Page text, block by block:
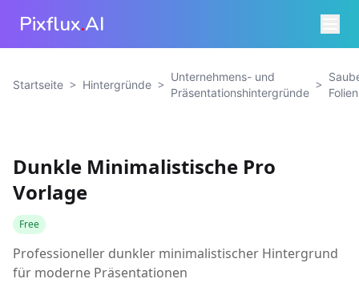
Pixflux.AI
Startseite > Hintergründe >
Unternehmens- und
Präsentationshintergründe
>
Dunkle Minimalistische Pro
Vorlage
Free
Professioneller dunkler minimalistischer Hintergrund
für moderne Präsentationen